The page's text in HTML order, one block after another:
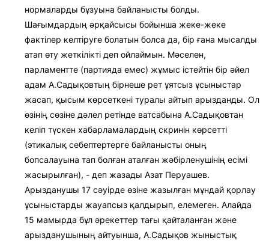
нормаларды бұзуына байланысты болды.
Шағымдардың әрқайсысы бойынша жеке-жеке
фактілер келтіруге болатын болса да, бір ғана мысалды
атап өту жеткілікті деп ойлаймын. Мәселен,
парламентте (партияда емес) жұмыс істейтін бір әйел
адам А.Садықовтың бірнеше рет ұятсыз ұсыныстар
жасап, қысым көрсеткені туралы айтып арызданды. Ол
өзінің сөзіне дәлел ретінде ватсабына А.Садықовтан
келіп түскен хабарламалардың скринін көрсетті
(этикалық себептертерге байланысты оның
бопсалауына тап болған аталған жәбірленушінің есімі
жасырылған), - деп жазады Азат Перуашев.
Арызданушы 17 сәуірде өзіне жазылған мұндай қорлау
ұсыныстарды жауапсыз қалдырып, елемеген. Алайда
15 мамырда бұл әрекеттер тағы қайталанған және
арызданушының айтуынша, А.Садықов жыныстық